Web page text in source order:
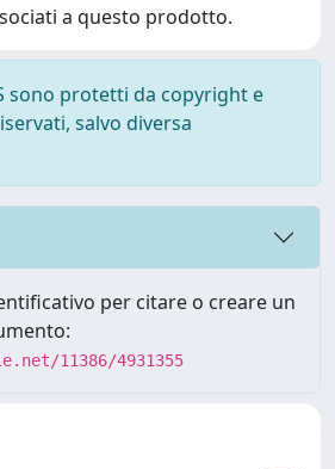
a questo prodotto.
sono protetti da copyright e
salvo diversa
per citare o creare un
11386/4931355